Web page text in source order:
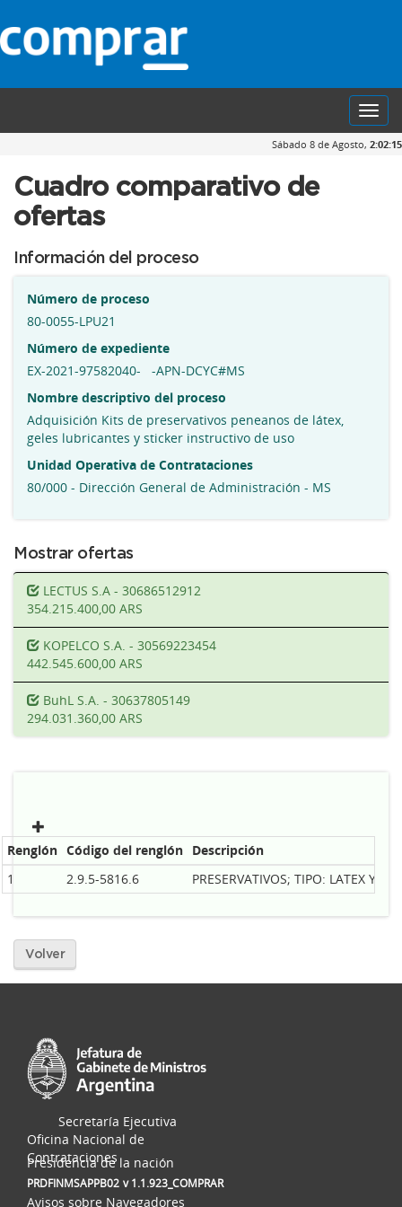
Sábado 8 de Agosto, 2:02:15
Cuadro comparativo de
ofertas
Información del proceso
Número de proceso
80-0055-LPU21
Número de expediente
EX-2021-97582040- -APN-DCYC#MS
Nombre descriptivo del proceso
Adquisición Kits de preservativos peneanos de látex,
geles lubricantes y sticker instructivo de uso
Unidad Operativa de Contrataciones
80/000 - Dirección General de Administración - MS
Mostrar ofertas
LECTUS S.A - 30686512912
354.215.400,00 ARS
KOPELCO S.A. - 30569223454
442.545.600,00 ARS
BuhL S.A. - 30637805149
294.031.360,00 ARS
Renglón Código del renglón Descripción
1
2.9.5-5816.6 PRESERVATIVOS; TIPO: LATEX Y
Volver
Secretaría Ejecutiva
Oficina Nacional de
Contrataciones
Presidencia de la nación
PRDFINMSAPPB02 v 1.1.923_COMPRAR
Avisos sobre Navegadores